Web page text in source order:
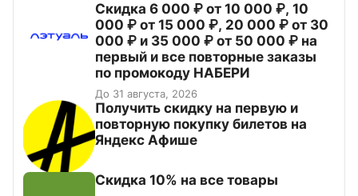
Скидка 6 000 ₽ от 10 000 ₽, 10
000 ₽ от 15 000 ₽, 20 000 ₽ от 30
000 ₽ и 35 000 ₽ от 50 000 ₽ на
первый и все повторные заказы
по промокоду НАБЕРИ
До 31 августа, 2026
Получить скидку на первую и
повторную покупку билетов на
Яндекс Афише
Скидка 10% на все товары